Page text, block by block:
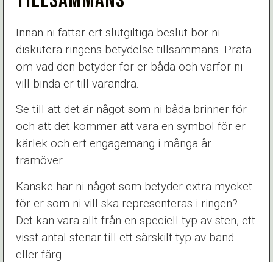
Innan ni fattar ert slutgiltiga beslut bör ni
diskutera ringens betydelse tillsammans. Prata
om vad den betyder för er båda och varför ni
vill binda er till varandra.
Se till att det är något som ni båda brinner för
och att det kommer att vara en symbol för er
kärlek och ert engagemang i många år
framöver.
Kanske har ni något som betyder extra mycket
för er som ni vill ska representeras i ringen?
Det kan vara allt från en speciell typ av sten, ett
visst antal stenar till ett särskilt typ av band
eller färg.